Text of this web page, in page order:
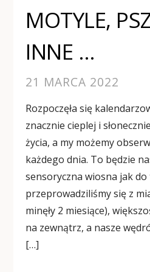
MOTYLE,
INNE …
21 MARCA 2022
Rozpoczęła się
znacznie cieplej i
życia, a my możemy
każdego dnia. To będzie
sensoryczna wiosna jak
przeprowadziliśmy się z
minęły 2 miesiące),
na zewnątrz, a nasze
[…]